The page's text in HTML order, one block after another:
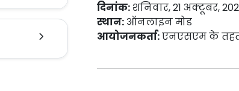
दिनांक: शनिवार, 21 अक्टूबर,
स्थान: ऑनलाइन मोड
आयोजनकर्ता:एनएसएम के